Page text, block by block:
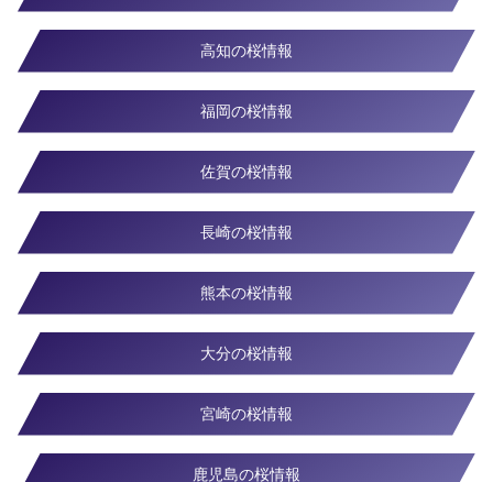
高知の桜情報
福岡の桜情報
佐賀の桜情報
長崎の桜情報
熊本の桜情報
大分の桜情報
宮崎の桜情報
鹿児島の桜情報